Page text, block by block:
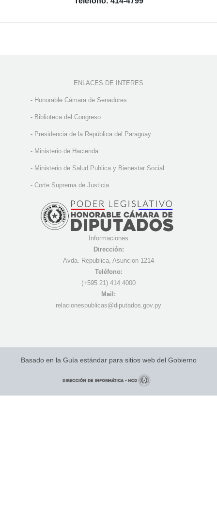
ENLACES DE INTERES
- Honorable Cámara de Senadores
- Biblioteca del Congreso
- Presidencia de la República del Paraguay
- Ministerio de Hacienda
- Ministerio de Salud Publica y Bienestar Social
- Corte Suprema de Justicia
Informaciones
Dirección:
Avda. Republica, Asuncion 1214
Teléfono:
(+595 21) 414 4000
Mail:
relacionespublicas@diputados.gov.py
Basado en la Guía estándar para sitios web del Gobierno